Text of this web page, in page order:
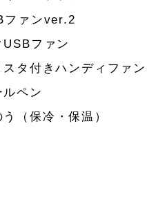
ファンver.2
ファン
タ付きハンディファン
ルペン
（保冷・保温）